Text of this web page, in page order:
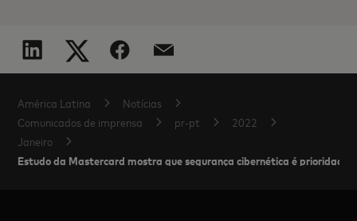
América Latina
Notícias
Comunicados de imprensa
pr-pt
2022
Janeiro
Estudo da Mastercard mostra que segurança cibernética é prioridade